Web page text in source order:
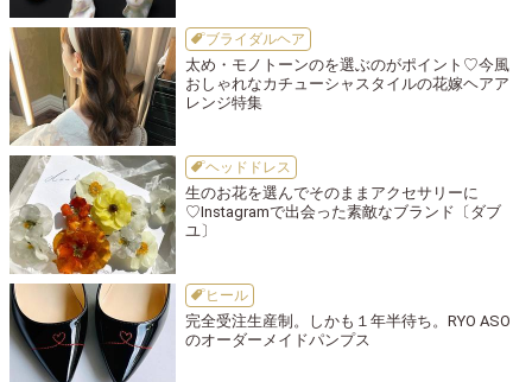
ブライダルヘア
太め・モノトーンのを選ぶのがポイント♡今風
おしゃれなカチューシャスタイルの花嫁ヘアア
レンジ特集
ヘッドドレス
生のお花を選んでそのままアクセサリーに
♡Instagramで出会った素敵なブランド〔ダブ
ユ〕
ヒール
完全受注生産制。しかも１年半待ち。RYO ASO
のオーダーメイドパンプス